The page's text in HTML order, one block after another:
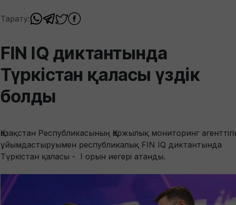
Тарату:
FIN IQ диктантында
Түркістан қаласы үздік
болды
Қазақстан Республикасының Қаржылық мониторинг
ұйымдастыруымен республикалық FIN IQ диктантында
Түркістан қаласы - І орын иегері атанды.